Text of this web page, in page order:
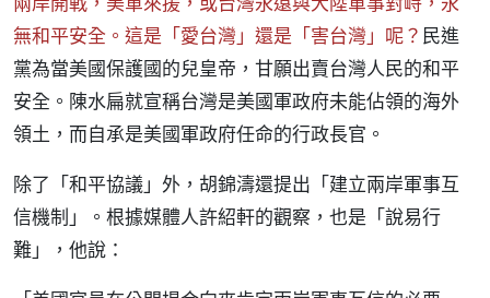
無和平安全。這是「愛台灣」還是「害台灣」呢？ 民進
黨為當美國保護國的兒皇帝，甘願出賣台灣人民的和平
安全。陳水扁就宣稱台灣是美國軍政府未能佔領的海外
領土，而自承是美國軍政府任命的行政長官。
除了「和平協議」外，胡錦濤還提出「建立兩岸軍事互
信機制」。根據媒體人許紹軒的觀察，也是「說易行
難」，他說：